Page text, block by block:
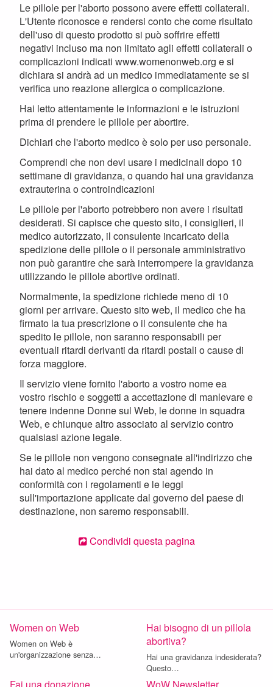
Le pillole per l'aborto possono avere effetti collaterali.
L'Utente riconosce e rendersi conto che come risultato
dell'uso di questo prodotto si può soffrire effetti
negativi incluso ma non limitato agli effetti collaterali o
complicazioni indicati www.womenonweb.org e si
dichiara si andrà ad un medico immediatamente se si
verifica uno reazione allergica o complicazione.
Hai letto attentamente le informazioni e le istruzioni
prima di prendere le pillole per abortire.
Dichiari che l'aborto medico è solo per uso personale.
Comprendi che non devi usare i medicinali dopo 10
settimane di gravidanza, o quando hai una gravidanza
extrauterina o controindicazioni
Le pillole per l'aborto potrebbero non avere i risultati
desiderati. Si capisce che questo sito, i consiglieri, il
medico autorizzato, il consulente incaricato della
spedizione delle pillole o il personale amministrativo
non può garantire che sarà interrompere la gravidanza
utilizzando le pillole abortive ordinati.
Normalmente, la spedizione richiede meno di 10
giorni per arrivare. Questo sito web, il medico che ha
firmato la tua prescrizione o il consulente che ha
spedito le pillole, non saranno responsabili per
eventuali ritardi derivanti da ritardi postali o cause di
forza maggiore.
Il servizio viene fornito l'aborto a vostro nome ea
vostro rischio e soggetti a accettazione di manlevare e
tenere indenne Donne sul Web, le donne in squadra
Web, e chiunque altro associato al servizio contro
qualsiasi azione legale.
Se le pillole non vengono consegnate all'indirizzo che
hai dato al medico perché non stai agendo in
conformità con i regolamenti e le leggi
sull'importazione applicate dal governo del paese di
destinazione, non saremo responsabili.
Condividi questa pagina
Women on Web
Women on Web è
un'organizzazione senza…
Hai bisogno di un pillola
abortiva?
Hai una gravidanza indesiderata?
Questo…
Fai una donazione WoW Newsletter